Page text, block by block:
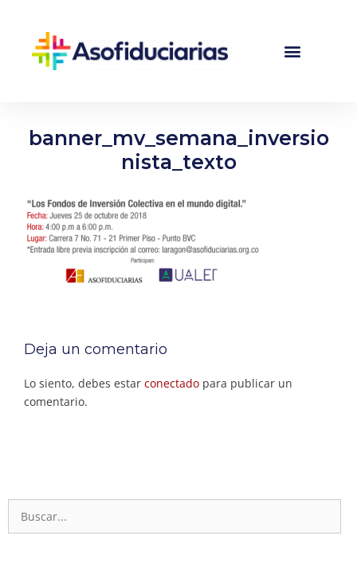
banner_mv_semana_inversio
nista_texto
Deja un comentario
Lo siento, debes estar conectado para publicar un
comentario.